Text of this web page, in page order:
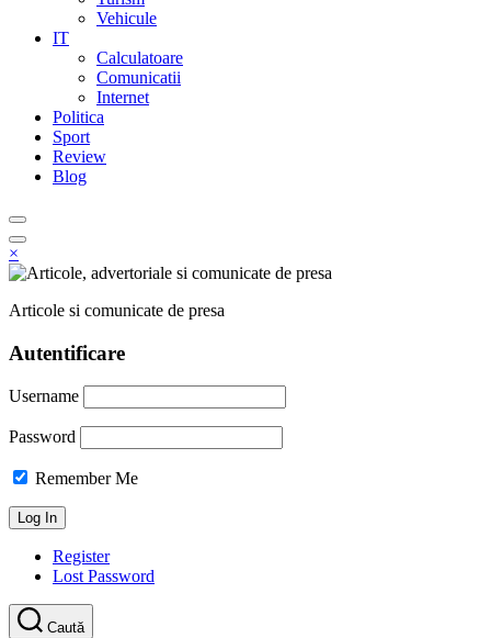
Vehicule
IT
Calculatoare
Comunicatii
Internet
Politica
Sport
Review
Blog
×
Articole si comunicate de presa
Autentificare
Username
Password
Remember Me
Register
Lost Password
Caută